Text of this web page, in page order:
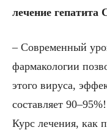
лечение гепатита
– Современный
фармакологии
этого вируса,
составляет
Курс лечения, как